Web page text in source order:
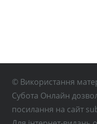
© Використання
Субота Онлайн
посилання на сайт